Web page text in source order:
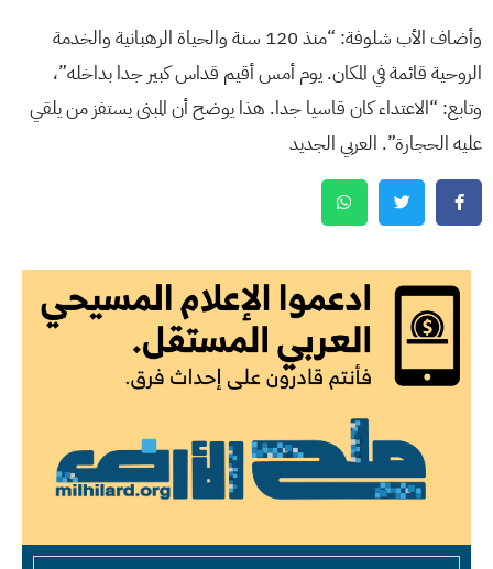
وأضاف الأب شلوفة: “منذ 120 سنة والحياة الرهبانية والخدمة
الروحية قائمة في المكان. يوم أمس أقيم قداس كبير جدا بداخله”،
وتابع: “الاعتداء كان قاسيا جدا. هذا يوضح أن المبنى يستفز من يلقي
عليه الحجارة”. العربي الجديد